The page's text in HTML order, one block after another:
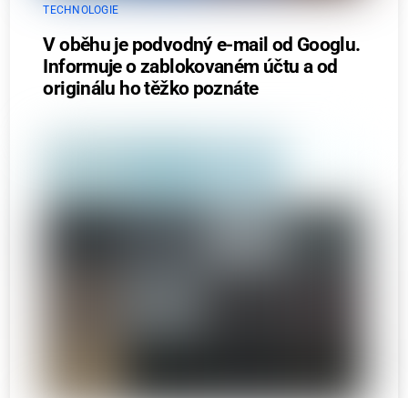
TECHNOLOGIE
V oběhu je podvodný e-mail od Googlu.
Informuje o zablokovaném účtu a od
originálu ho těžko poznáte